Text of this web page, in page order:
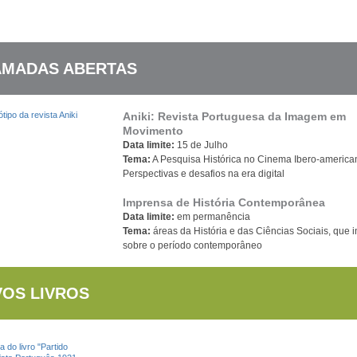
ABERTAS
Aniki: Revista Portuguesa da Imagem em
Movimento
Data limite: 15 de Julho
Tema: A Pesquisa Histórica no Cinema Ibero-
Perspectivas e desafios na era digital
Imprensa de História Contemporânea
Data limite: em permanência
Tema: áreas da História e das Ciências Sociais, que
sobre o período contemporâneo
LIVROS